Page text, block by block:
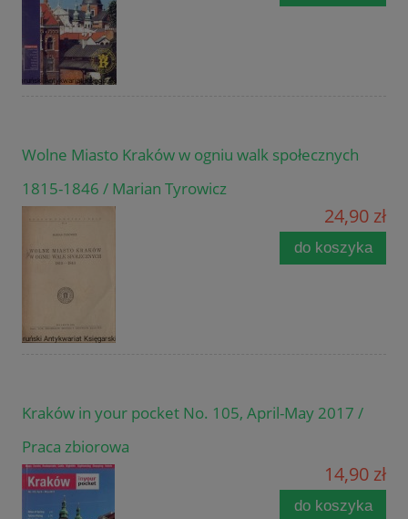
Wolne Miasto Kraków w ogniu walk społecznych
1815-1846 / Marian Tyrowicz
24,90 zł
do koszyka
Kraków in your pocket No. 105, April-May 2017 /
Praca zbiorowa
14,90 zł
do koszyka